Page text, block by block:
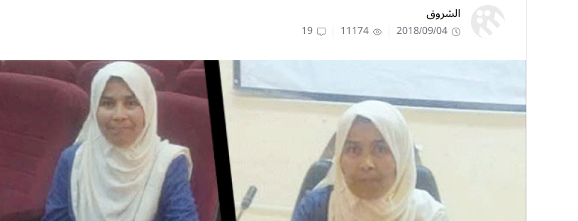
الشروق
2018/09/04
11174
19